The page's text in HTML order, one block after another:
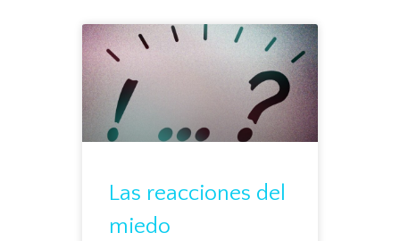
Las reacciones del
miedo